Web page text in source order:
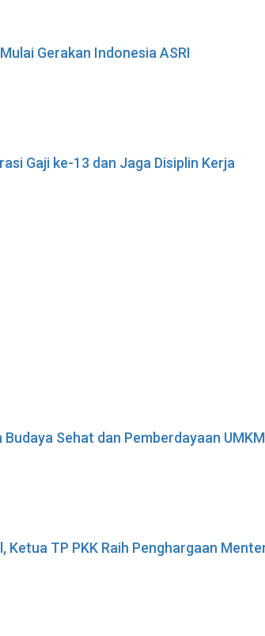
Gerakan Indonesia ASRI
Gaji ke-13 dan Jaga Disiplin Kerja
Sehat dan Pemberdayaan UMKM
TP PKK Raih Penghargaan